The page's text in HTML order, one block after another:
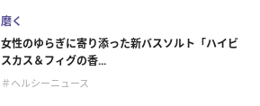
磨く
女性のゆらぎに寄り添った新バスソルト「ハイビ
スカス＆フィグの香...
＃ヘルシーニュース